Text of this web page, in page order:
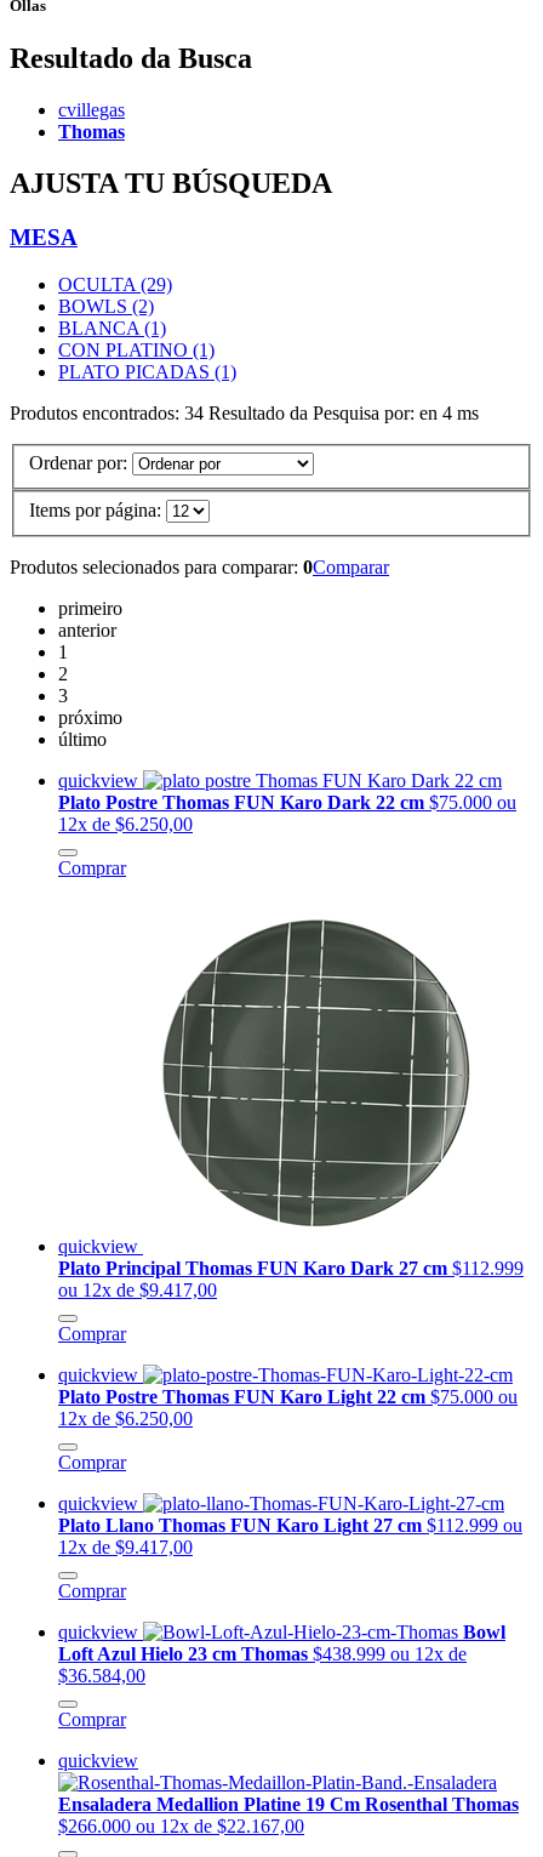
Ollas
Resultado da Busca
cvillegas
Thomas
AJUSTA TU BÚSQUEDA
MESA
OCULTA (29)
BOWLS (2)
BLANCA (1)
CON PLATINO (1)
PLATO PICADAS (1)
Produtos encontrados: 34 Resultado da Pesquisa por: en 4 ms
Ordenar por:
Items por página:
Produtos selecionados para comparar: 0Comparar
primeiro
anterior
1
2
3
próximo
último
quickview
Plato Postre Thomas FUN Karo Dark 22 cm $75.000 ou
12x de $6.250,00
Comprar
quickview
Plato Principal Thomas FUN Karo Dark 27 cm $112.999
ou 12x de $9.417,00
Comprar
quickview
Plato Postre Thomas FUN Karo Light 22 cm $75.000 ou
12x de $6.250,00
Comprar
quickview
Plato Llano Thomas FUN Karo Light 27 cm $112.999 ou
12x de $9.417,00
Comprar
quickview
Bowl
Loft Azul Hielo 23 cm Thomas $438.999 ou 12x de
$36.584,00
Comprar
quickview
Ensaladera Medallion Platine 19 Cm Rosenthal Thomas
$266.000 ou 12x de $22.167,00